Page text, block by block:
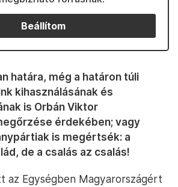
Beállítom
határa, még a határon túli
kihasználásának és
is Orbán Viktor
érdekében; vagy
is megértsék: a
de a csalás az csalás!
az Egységben Magyarországért